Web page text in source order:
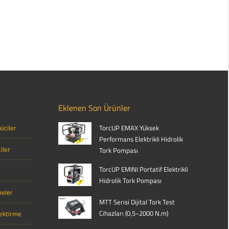
Eklenen Son Ürünler
TorcUP EMAX Yüksek
Performans Elektrikli Hidrolik
Tork Pompası
TorcUP EMINI Portatif Elektrikli
Hidrolik Tork Pompası
MTT Serisi Dijital Tork Test
Cihazları (0,5~2000 N.m)